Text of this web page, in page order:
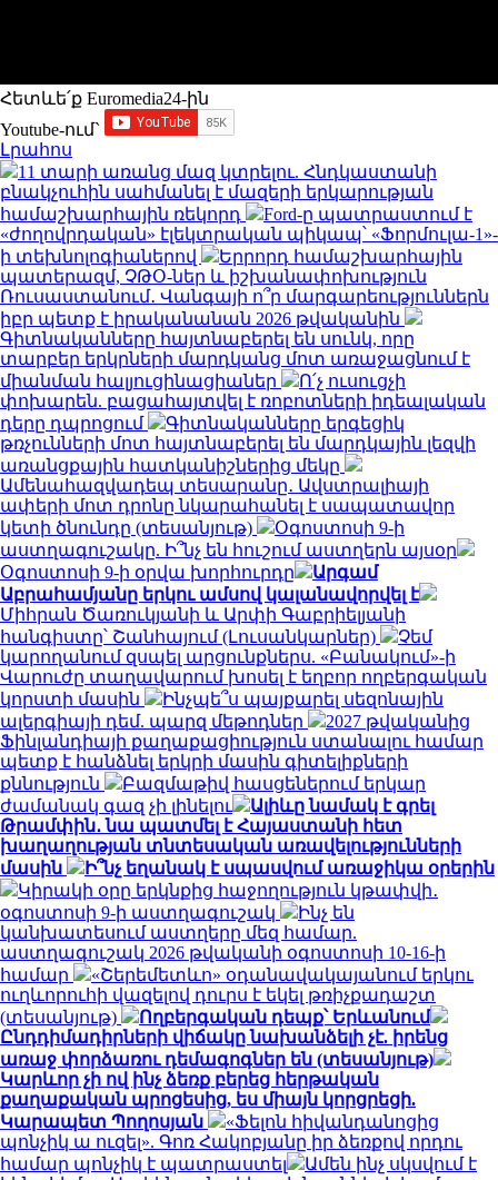
Հետևե՛ք Euromedia24-ին
Youtube-ում`
Լրահոս
11 տարի առանց մազ կտրելու. Հնդկաստանի
բնակչուհին սահմանել է մազերի երկարության
համաշխարհային ռեկորդ
Ford-ը պատրաստում է
«ժողովրդական» էլեկտրական պիկապ՝ «Ֆորմուլա-1»-
ի տեխնոլոգիաներով
Երրորդ համաշխարհային
պատերազմ, ՉԹՕ-ներ և իշխանափոխություն
Ռուսաստանում․ Վանգայի ո՞ր մարգարեություններն
իբր պետք է իրականանան 2026 թվականին
Գիտնականները հայտնաբերել են սունկ, որը
տարբեր երկրների մարդկանց մոտ առաջացնում է
միանման հալյուցինացիաներ
Ո՛չ ուսուցչի
փոխարեն. բացահայտվել է ռոբոտների իդեալական
դերը դպրոցում
Գիտնականները երգեցիկ
թռչունների մոտ հայտնաբերել են մարդկային լեզվի
առանցքային հատկանիշներից մեկը
Ամենահազվադեպ տեսարանը․ Ավստրալիայի
ափերի մոտ դրոնը նկարահանել է սապատավոր
կետի ծնունդը (տեսանյութ)
Օգոստոսի 9-ի
աստղագուշակը. Ի՞նչ են հուշում աստղերն այսօր
Օգոստոսի 9-ի օրվա խորհուրդը
Արգամ
Աբրահամյանը երկու ամսով կալանավորվել է
Միհրան Ծառուկյանի և Արփի Գաբրիելյանի
հանգիստը՝ Շանհայում (Լուսանկարներ)
Չեմ
կարողանում զսպել արցունքներս. «Բանակում»-ի
Վարուժը տաղավարում խոսել է եղբոր ողբերգական
կորստի մասին
Ինչպե՞ս պայքարել սեզոնային
ալերգիայի դեմ. պարզ մեթոդներ
2027 թվականից
Ֆինլանդիայի քաղաքացիություն ստանալու համար
պետք է հանձնել երկրի մասին գիտելիքների
քննություն
Բազմաթիվ հասցեներում երկար
ժամանակ գազ չի լինելու
Ալիևը նամակ է գրել
Թրամփին․ նա պատմել է Հայաստանի հետ
խաղաղության տնտեսական առավելությունների
մասին
Ի՞նչ եղանակ է սպասվում առաջիկա օրերին
Կիրակի օրը երկնքից հաջողություն կթափվի․
օգոստոսի 9-ի աստղագուշակ
Ինչ են
կանխատեսում աստղերը մեզ համար.
աստղագուշակ 2026 թվականի օգոստոսի 10-16-ի
համար
«Շերեմետևո» օդանավակայանում երկու
ուղևորուհի վազելով դուրս է եկել թռիչքադաշտ
(տեսանյութ)
Ողբերգական դեպք՝ Երևանում
Ընդդիմադիրների վիճակը նախանձելի չէ. իրենց
առաջ փորձառու դեմագոգներ են (տեսանյութ)
Կարևոր չի ով ինչ ձեռք բերեց հերթական
քաղաքական պրոցեսից, ես միայն կորցրեցի.
Կարապետ Պողոսյան
«Ֆելոն հիվանդանոցից
պոնչիկ ա ուզել». Գոռ Հակոբյանը իր ձեռքով որդու
համար պոնչիկ է պատրաստել
Ամեն ինչ սկսվում է